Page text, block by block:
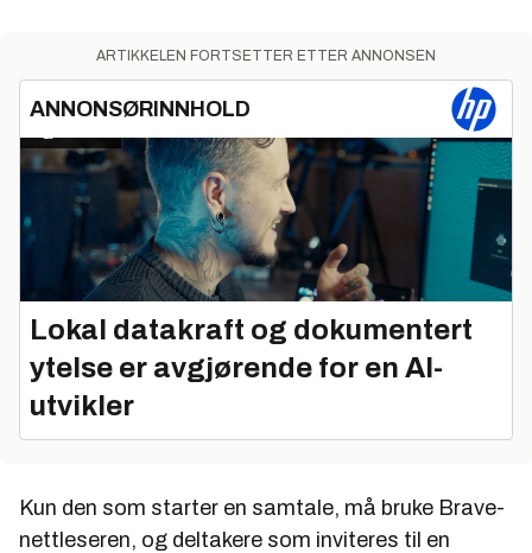
ARTIKKELEN FORTSETTER ETTER ANNONSEN
ANNONSØRINNHOLD
Lokal datakraft og dokumentert
ytelse er avgjørende for en AI-
utvikler
Kun den som starter en samtale, må bruke Brave-
nettleseren, og deltakere som inviteres til en